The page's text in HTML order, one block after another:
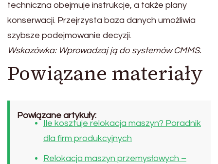
techniczna obejmuje instrukcje, a także plany
konserwacji. Przejrzysta baza danych umożliwia
szybsze podejmowanie decyzji.
Wskazówka: Wprowadzaj ją do systemów CMMS.
Powiązane materiały
Powiązane artykuły:
Ile kosztuje relokacja maszyn? Poradnik
dla firm produkcyjnych
Relokacja maszyn przemysłowych –